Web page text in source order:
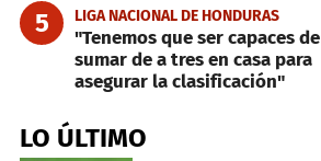
5 LIGA NACIONAL DE HONDURAS
"Tenemos que ser capaces de
sumar de a tres en casa para
asegurar la clasificación"
LO ÚLTIMO